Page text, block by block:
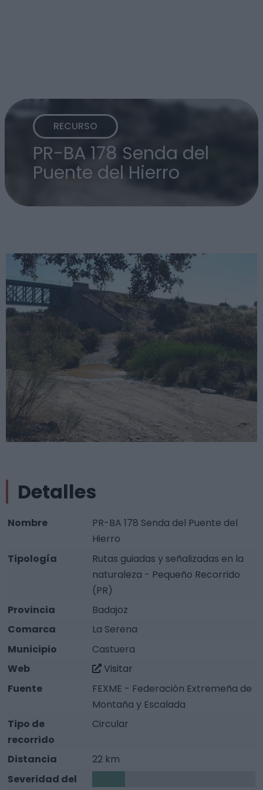
RECURSO
PR-BA 178 Senda del
Puente del Hierro
Detalles
Nombre
PR-BA 178 Senda del Puente del
Hierro
Tipología
Rutas guiadas y señalizadas en la
naturaleza - Pequeño Recorrido
(PR)
Provincia
Badajoz
Comarca
La Serena
Municipio
Castuera
Web
Visitar
Fuente
FEXME - Federación Extremeña de
Montaña y Escalada
Tipo de
recorrido
Circular
Distancia
22 km
Severidad del